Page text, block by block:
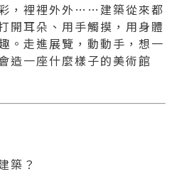
，裡裡外外……建築從來都
開耳朵、用手觸摸，用身體
。走進展覽，動動手，想一
造一座什麼樣子的美術館
築？